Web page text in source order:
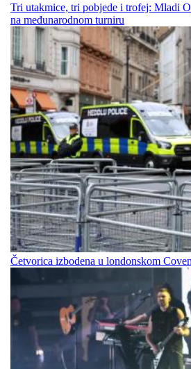
Tri utakmice, tri pobjede i trofej: Mladi
na međunarodnom turniru
Četvorica izbodena u londonskom